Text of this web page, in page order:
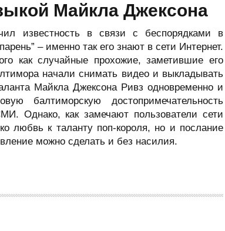
Майкла Джексона
известность в связи с беспорядками в
– именно так его знают в сети Интернет.
как случайные прохожие, заметившие его
начали снимать видео и выкладывать
Майкла Джексона Ривз одновременно и
балтиморскую достопримечательность
Однако, как замечают пользователи сети
любвь к таланту поп-короля, но и послание
можно сделать и без насилия.